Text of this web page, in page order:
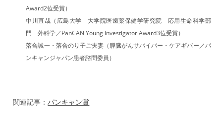
Award2位受賞）
中川直哉（広島大学 大学院医歯薬保健学研究院 応用生命科学部
門 外科学／PanCAN Young Investigator Award3位受賞）
落合誠一・落合のり子ご夫妻（膵臓がんサバイバー・ケアギバー／パ
ンキャンジャパン患者諮問委員）
関連記事：パンキャン賞